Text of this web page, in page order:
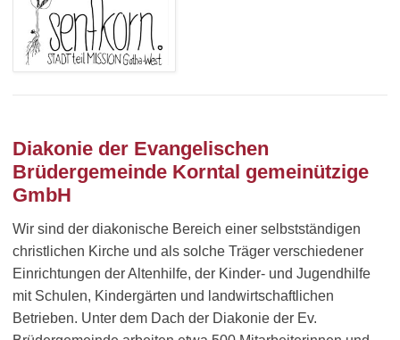
Diakonie der Evangelischen
Brüdergemeinde Korntal gemeinützige
GmbH
Wir sind der diakonische Bereich einer selbstständigen
christlichen Kirche und als solche Träger verschiedener
Einrichtungen der Altenhilfe, der Kinder- und Jugendhilfe
mit Schulen, Kindergärten und landwirtschaftlichen
Betrieben. Unter dem Dach der Diakonie der Ev.